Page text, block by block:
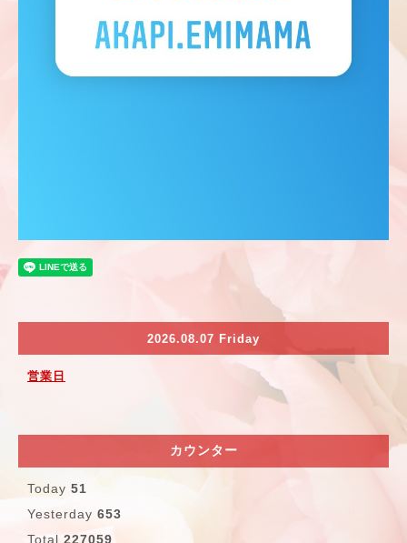
2026.08.07 Friday
営業日
カウンター
Today 51
Yesterday 653
Total 227059